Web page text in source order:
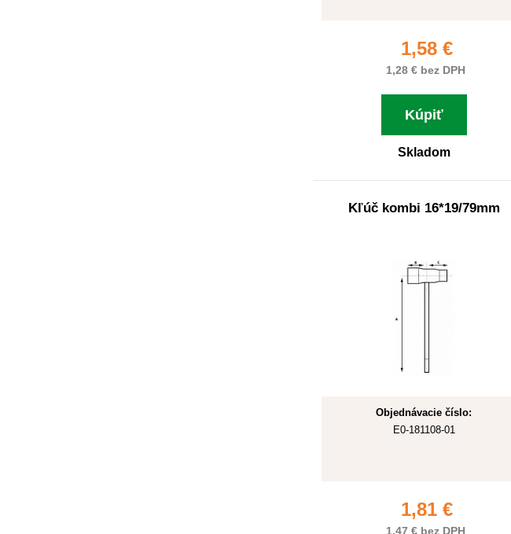
1,58 €
1,28 € bez DPH
Kúpiť
Skladom
Kľúč kombi 16*19/79mm
Objednávacie číslo:
E0-181108-01
1,81 €
1,47 € bez DPH